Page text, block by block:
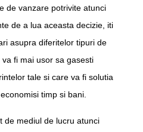
de vanzare potrivite atunci
de a lua aceasta decizie, iti
asupra diferitelor tipuri de
fi mai usor sa gasesti
tale si care va fi solutia
timp si bani.
de mediul de lucru atunci